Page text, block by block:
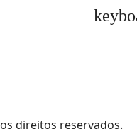
direitos reservados.